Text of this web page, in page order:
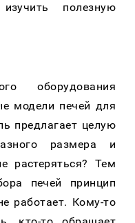
полезную
оборудования
модели печей для
предлагает целую
размера и
растеряться? Тем
печей принцип
работает. Кому-то